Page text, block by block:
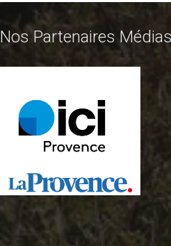
Nos Partenaires Médias